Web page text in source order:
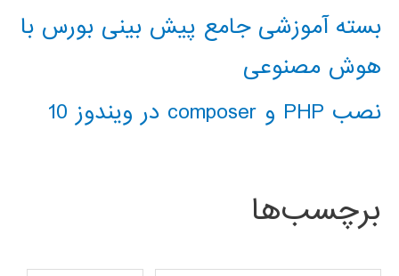
بسته آموزشی جامع پیش بینی بورس با
هوش مصنوعی
نصب PHP و composer در ویندوز 10
برچسب‌ها